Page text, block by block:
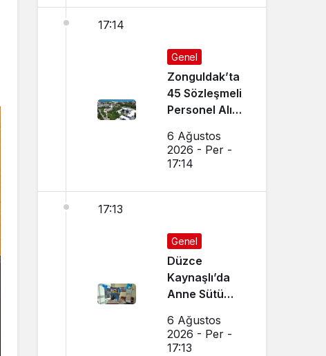
17:14
Genel
Zonguldak’ta
45 Sözleşmeli
Personel Alımı
6 Ağustos
2026 - Per -
17:14
17:13
Genel
Düzce
Kaynaşlı’da
Anne Sütü
İçin Etkinlik
Düzenlendi
6 Ağustos
2026 - Per -
17:13